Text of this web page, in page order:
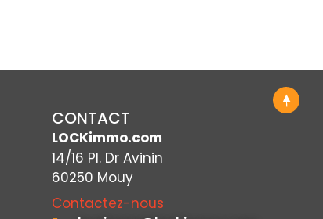
CONTACT
LOCKimmo.com
14/16 Pl. Dr Avinin
60250 Mouy
Contactez-nous